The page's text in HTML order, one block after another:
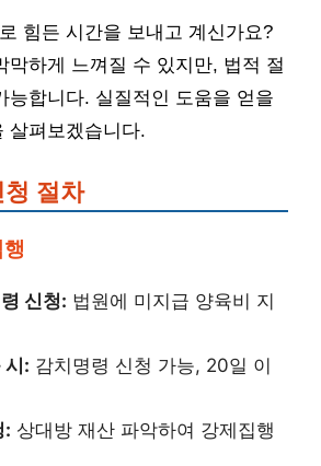
힘든 시간을 보내고 계신가요?
막하게 느껴질 수 있지만, 법적 절
능합니다. 실질적인 도움을 얻을
살펴보겠습니다.
절차
신청: 법원에 미지급 양육비 지
시: 감치명령 신청 가능, 20일 이
: 상대방 재산 파악하여 강제집행